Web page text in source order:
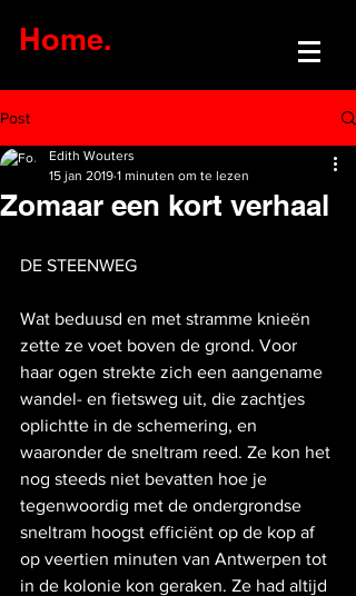
Home.
Post
Zomaar een kort verhaal
Edith Wouters
15 jan 2019 1 minuten om te lezen
DE STEENWEG
Wat beduusd en met stramme knieën
zette ze voet boven de grond. Voor
haar ogen strekte zich een aangename
wandel- en fietsweg uit, die zachtjes
oplichtte in de schemering, en
waaronder de sneltram reed. Ze kon het
nog steeds niet bevatten hoe je
tegenwoordig met de ondergrondse
sneltram hoogst efficiënt op de kop af
op veertien minuten van Antwerpen tot
in de kolonie kon geraken. Ze had altijd